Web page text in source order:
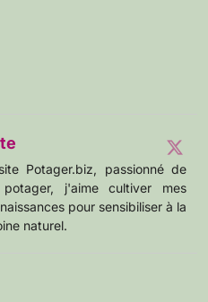
Potager.biz, passionné de
j'aime cultiver mes
pour sensibiliser à la
naturel.